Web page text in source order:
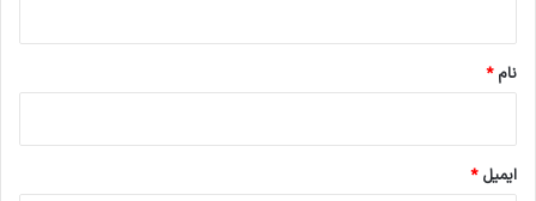
نام*
ایمیل*